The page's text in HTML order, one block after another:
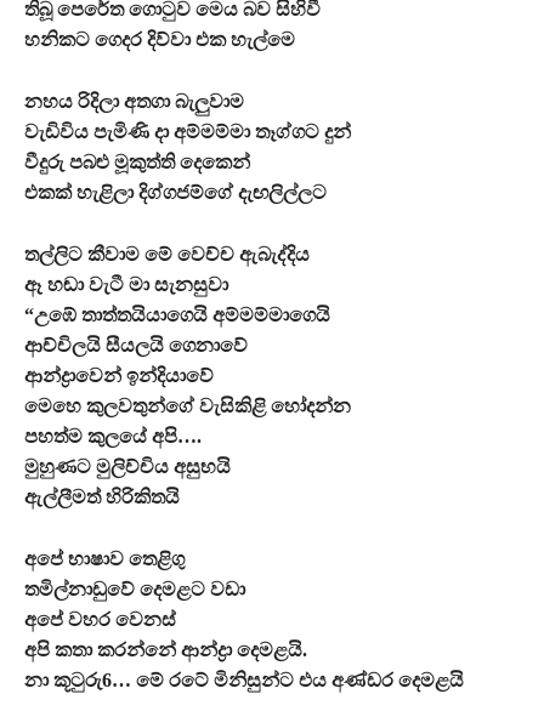
තිබූ පෙරේත ගොටුව මෙය බව සිහිවී
හනිකට ගෙදර දිව්වා එක හැල්මෙ
නහය රිදිලා අතගා බැලුවාම
වැඩිවිය පැමිණි දා අම්මම්මා තෑග්ගට දුන්
වීදුරු පබළු මූකුත්ති දෙකෙන්
එකක් හැළිලා දිග්ගජම්ගේ දැඟලිල්ලට
තල්ලිට කීවාම මේ වෙච්ච ඇබැද්දිය
ඈ හඬා වැටී මා සැනසුවා
“උඹේ තාත්තයියාගෙයි අම්මම්මාගෙයි
ආච්චිලයි සීයලයි ගෙනාවේ
ආන්ද්‍රාවෙන් ඉන්දියාවේ
මෙහෙ කුලවතුන්ගේ වැසිකිළි හෝදන්න
පහත්ම කුලයේ අපි….
මුහුණට මුලිච්චිය අසුභයි
ඇල්ලීමත් හිරිකිතයි
අපේ භාෂාව තෙළිගු
තමිල්නාඩුවේ දෙමළට වඩා
අපේ වහර වෙනස්
අපි කතා කරන්නේ ආන්ද්‍රා දෙමළයි.
නා කූටුරු6… මේ රටේ මිනිසුන්ට එය අණ්ඩර දෙමළයි